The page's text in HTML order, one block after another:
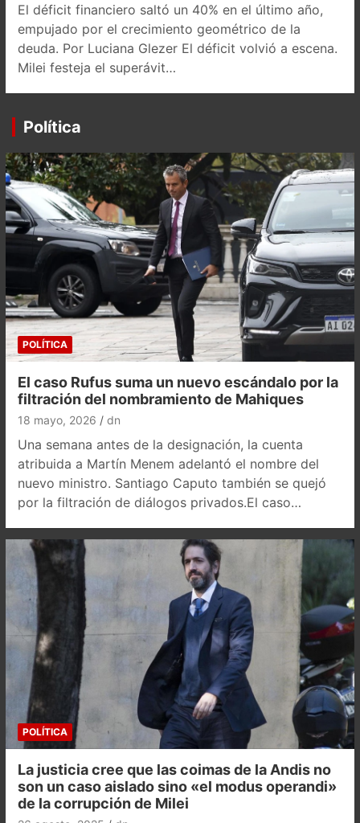
El déficit financiero saltó un 40% en el último año,
empujado por el crecimiento geométrico de la
deuda. Por Luciana Glezer El déficit volvió a escena.
Milei festeja el superávit…
Política
POLÍTICA
El caso Rufus suma un nuevo escándalo por la
filtración del nombramiento de Mahiques
18 mayo, 2026 dn
Una semana antes de la designación, la cuenta
atribuida a Martín Menem adelantó el nombre del
nuevo ministro. Santiago Caputo también se quejó
por la filtración de diálogos privados.El caso…
POLÍTICA
La justicia cree que las coimas de la Andis no
son un caso aislado sino «el modus operandi»
de la corrupción de Milei